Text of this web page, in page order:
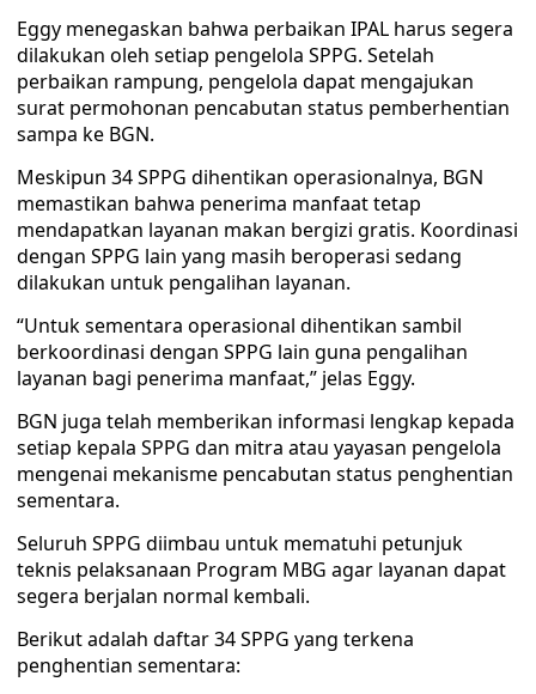
Eggy menegaskan bahwa perbaikan IPAL harus segera
dilakukan oleh setiap pengelola SPPG. Setelah
perbaikan rampung, pengelola dapat mengajukan
surat permohonan pencabutan status pemberhentian
sampa ke BGN.
Meskipun 34 SPPG dihentikan operasionalnya, BGN
memastikan bahwa penerima manfaat tetap
mendapatkan layanan makan bergizi gratis. Koordinasi
dengan SPPG lain yang masih beroperasi sedang
dilakukan untuk pengalihan layanan.
“Untuk sementara operasional dihentikan sambil
berkoordinasi dengan SPPG lain guna pengalihan
layanan bagi penerima manfaat,” jelas Eggy.
BGN juga telah memberikan informasi lengkap kepada
setiap kepala SPPG dan mitra atau yayasan pengelola
mengenai mekanisme pencabutan status penghentian
sementara.
Seluruh SPPG diimbau untuk mematuhi petunjuk
teknis pelaksanaan Program MBG agar layanan dapat
segera berjalan normal kembali.
Berikut adalah daftar 34 SPPG yang terkena
penghentian sementara: